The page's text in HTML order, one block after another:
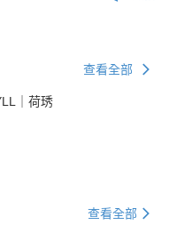
查看全部
｜荷琇
查看全部